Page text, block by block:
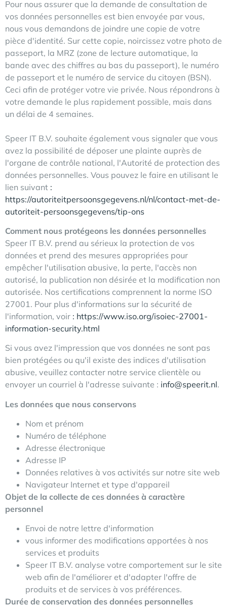
Pour nous assurer que la demande de consultation de
vos données personnelles est bien envoyée par vous,
nous vous demandons de joindre une copie de votre
pièce d'identité. Sur cette copie, noircissez votre photo de
passeport, la MRZ (zone de lecture automatique, la
bande avec des chiffres au bas du passeport), le numéro
de passeport et le numéro de service du citoyen (BSN).
Ceci afin de protéger votre vie privée. Nous répondrons à
votre demande le plus rapidement possible, mais dans
un délai de 4 semaines.
Speer IT B.V. souhaite également vous signaler que vous
avez la possibilité de déposer une plainte auprès de
l'organe de contrôle national, l'Autorité de protection des
données personnelles. Vous pouvez le faire en utilisant le
lien suivant :
https://autoriteitpersoonsgegevens.nl/nl/contact-met-de-
autoriteit-persoonsgegevens/tip-ons
Comment nous protégeons les données personnelles
Speer IT B.V. prend au sérieux la protection de vos
données et prend des mesures appropriées pour
empêcher l'utilisation abusive, la perte, l'accès non
autorisé, la publication non désirée et la modification non
autorisée. Nos certifications comprennent la norme ISO
27001. Pour plus d'informations sur la sécurité de
l'information, voir : https://www.iso.org/isoiec-27001-
information-security.html
Si vous avez l'impression que vos données ne sont pas
bien protégées ou qu'il existe des indices d'utilisation
abusive, veuillez contacter notre service clientèle ou
envoyer un courriel à l'adresse suivante : info@speerit.nl.
Les données que nous conservons
Nom et prénom
Numéro de téléphone
Adresse électronique
Adresse IP
Données relatives à vos activités sur notre site web
Navigateur Internet et type d'appareil
Objet de la collecte de ces données à caractère
personnel
Envoi de notre lettre d'information
vous informer des modifications apportées à nos
services et produits
Speer IT B.V. analyse votre comportement sur le site
web afin de l'améliorer et d'adapter l'offre de
produits et de services à vos préférences.
Durée de conservation des données personnelles